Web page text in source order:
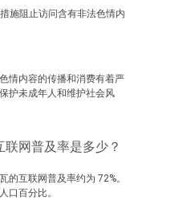
施阻止访问含有非法色情内
情内容的传播和消费有着严
护未成年人和维护社会风
网普及率是多少？
的互联网普及率约为 72%。
口百分比。